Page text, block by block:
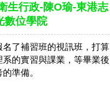
生行政-陳O瑜-東港志
數位學院
了補習班的視訊班，打算
的實習與課業，等畢業後
準備。